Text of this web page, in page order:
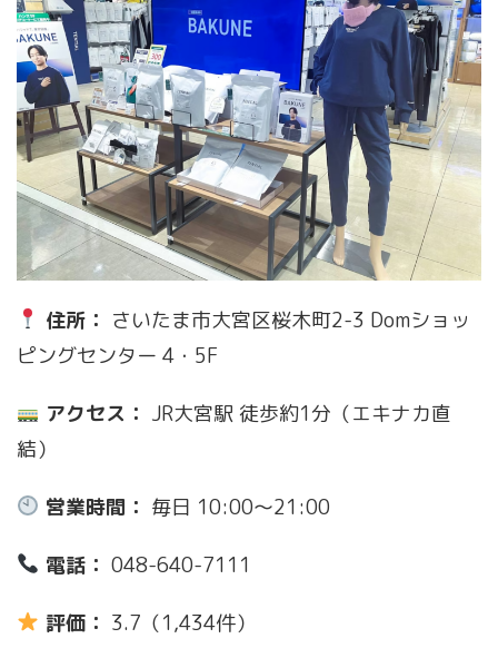
住所： さいたま市大宮区桜木町2-3 Domショッ
ピングセンター 4・5F
アクセス： JR大宮駅 徒歩約1分（エキナカ直
結）
営業時間： 毎日 10:00〜21:00
電話： 048-640-7111
評価： 3.7（1,434件）